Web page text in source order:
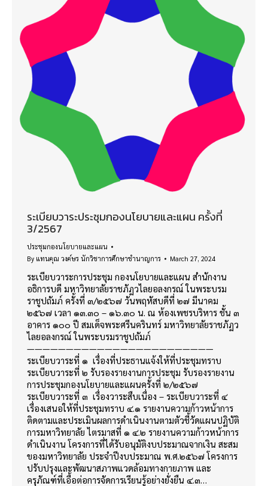
ระเบียบวาระประชุมกองนโยบายและแผน ครั้งที่
3/2567
ประชุมกองนโยบายและแผน
By แทนคุณ วงค์ษร นักวิชาการศึกษาชำนาญการ March 27, 2024
ระเบียบวาระการประชุม กองนโยบายและแผน สำนักงาน
อธิการบดี มหาวิทยาลัยราชภัฏวไลยอลงกรณ์ ในพระบรม
ราชูปถัมภ์ ครั้งที่ ๓/๒๕๖๗ วันพฤหัสบดีที่ ๒๗ มีนาคม
๒๕๖๗ เวลา ๑๓.๓๐ – ๑๖.๓๐ น. ณ ห้องเพชรบริหาร ชั้น ๓
อาคาร ๑๐๐ ปี สมเด็จพระศรีนครินทร์ มหาวิทยาลัยราชภัฏว
ไลยอลงกรณ์ ในพระบรมราชูปถัมภ์
————————————————————————
ระเบียบวาระที่ ๑ เรื่องที่ประธานแจ้งให้ที่ประชุมทราบ
ระเบียบวาระที่ ๒ รับรองรายงานการประชุม รับรองรายงาน
การประชุมกองนโยบายและแผนครั้งที่ ๒/๒๕๖๗
ระเบียบวาระที่ ๓ เรื่องวาระสืบเนื่อง – ระเบียบวาระที่ ๔
เรื่องเสนอให้ที่ประชุมทราบ ๔.๑ รายงานความก้าวหน้าการ
ติดตามและประเมินผลการดำเนินงานตามตัวชี้วัดแผนปฏิบัติ
การมหาวิทยาลัย ไตรมาสที่ ๑ ๔.๒ รายงานความก้าวหน้าการ
ดำเนินงาน โครงการที่ได้รับอนุมัติงบประมาณจากเงิน สะสม
ของมหาวิทยาลัย ประจำปีงบประมาณ พ.ศ.๒๕๖๗ โครงการ
ปรับปรุงและพัฒนาสภาพแวดล้อมทางกายภาพ และ
ครุภัณฑ์ที่เอื้อต่อการจัดการเรียนรู้อย่างยั่งยืน ๔.๓…